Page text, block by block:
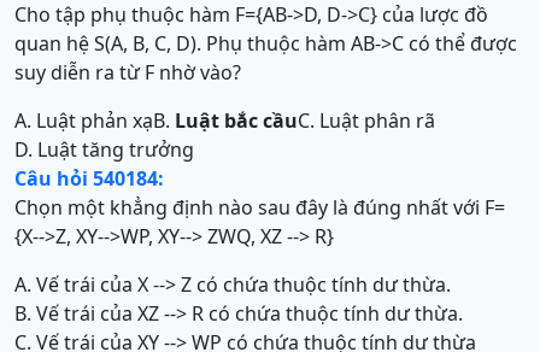
Cho tập phụ thuộc hàm F={AB->D, D->C} của lược đồ
quan hệ S(A, B, C, D). Phụ thuộc hàm AB->C có thể được
suy diễn ra từ F nhờ vào?
A. Luật phản xạB. Luật bắc cầuC. Luật phân rã
D. Luật tăng trưởng
Câu hỏi 540184:
Chọn một khẳng định nào sau đây là đúng nhất với F=
{X-->Z, XY-->WP, XY--> ZWQ, XZ --> R}
A. Vế trái của X --> Z có chứa thuộc tính dư thừa.
B. Vế trái của XZ --> R có chứa thuộc tính dư thừa.
C. Vế trái của XY --> WP có chứa thuộc tính dư thừa